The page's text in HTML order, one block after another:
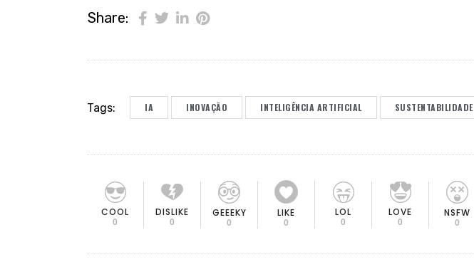
Share:
Tags: IA INOVAÇÃO INTELIGÊNCIA ARTIFICIAL SUSTENTABILIDADE
COOL
0
DISLIKE
0
GEEEKY
0
LIKE
0
LOL
0
LOVE
0
NSFW
0